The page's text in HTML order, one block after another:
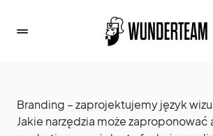
Branding – zaprojektujemy język
Jakie narzędzia może zaproponować